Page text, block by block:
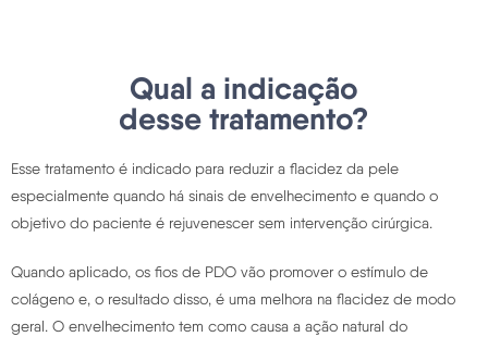
Qual a indicação
desse tratamento?
Esse tratamento é indicado para reduzir a flacidez da pele
especialmente quando há sinais de envelhecimento e quando o
objetivo do paciente é rejuvenescer sem intervenção cirúrgica.
Quando aplicado, os fios de PDO vão promover o estímulo de
colágeno e, o resultado disso, é uma melhora na flacidez de modo
geral. O envelhecimento tem como causa a ação natural do